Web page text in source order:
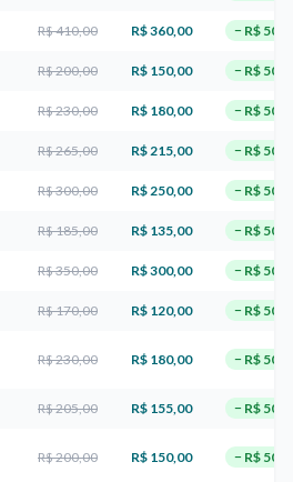
R$ 410,00 R$ 360,00 − R$
R$ 200,00 R$ 150,00 − R$
R$ 230,00 R$ 180,00 − R$
R$ 265,00 R$ 215,00 − R$
R$ 300,00 R$ 250,00 − R$
R$ 185,00 R$ 135,00 − R$
R$ 350,00 R$ 300,00 − R$
R$ 170,00 R$ 120,00 − R$
R$ 230,00 R$ 180,00 − R$
R$ 205,00 R$ 155,00 − R$
R$ 200,00 R$ 150,00 − R$